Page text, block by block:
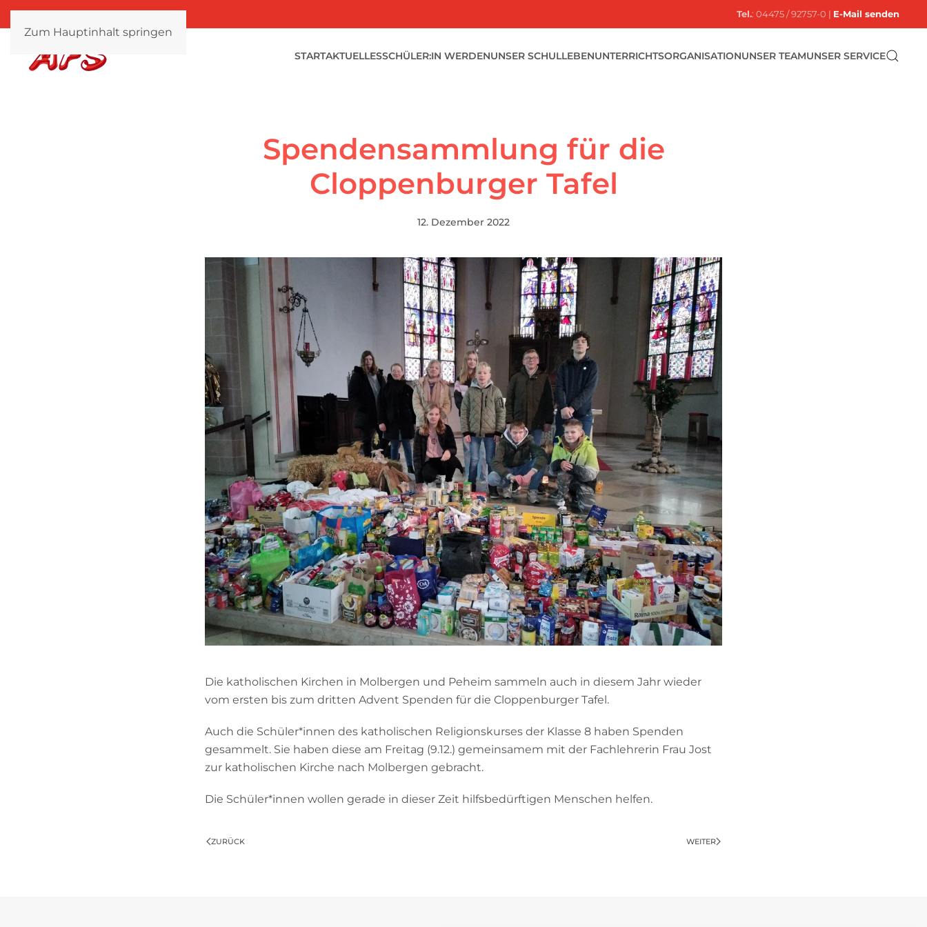
Zum Hauptinhalt springen
Tel.: 04475 / 92757-0 | E-Mail senden
STARTAKTUELLESSCHÜLER:IN WERDENUNSER SCHULLEBENUNTERRICHTSORGANISATIONUNSER TEAMUNSER SERVICE
Spendensammlung für die
Cloppenburger Tafel
12. Dezember 2022
Die katholischen Kirchen in Molbergen und Peheim sammeln auch in diesem Jahr wieder
vom ersten bis zum dritten Advent Spenden für die Cloppenburger Tafel.
Auch die Schüler*innen des katholischen Religionskurses der Klasse 8 haben Spenden
gesammelt. Sie haben diese am Freitag (9.12.) gemeinsamem mit der Fachlehrerin Frau Jost
zur katholischen Kirche nach Molbergen gebracht.
Die Schüler*innen wollen gerade in dieser Zeit hilfsbedürftigen Menschen helfen.
ZURÜCK WEITER